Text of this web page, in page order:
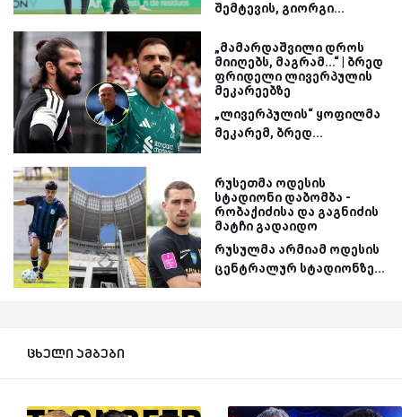
შემტევის, გიორგი...
„მამარდაშვილი დროს
მიიღებს, მაგრამ...“ | ბრედ
ფრიდელი ლივერპულის
მეკარეებზე
„ლივერპულის“ ყოფილმა
მეკარემ, ბრედ...
რუსეთმა ოდესის
სტადიონი დაბომბა -
რობაქიძისა და გაგნიძის
მატჩი გადაიდო
რუსულმა არმიამ ოდესის
ცენტრალურ სტადიონზე...
ცხელი ამბები